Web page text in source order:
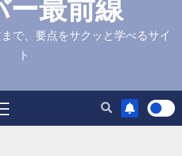
ー最前線
で、要点をサクッと学べるサイ
ト